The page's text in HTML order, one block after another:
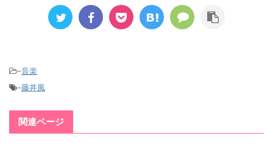
-音楽
-藤井風
関連ページ